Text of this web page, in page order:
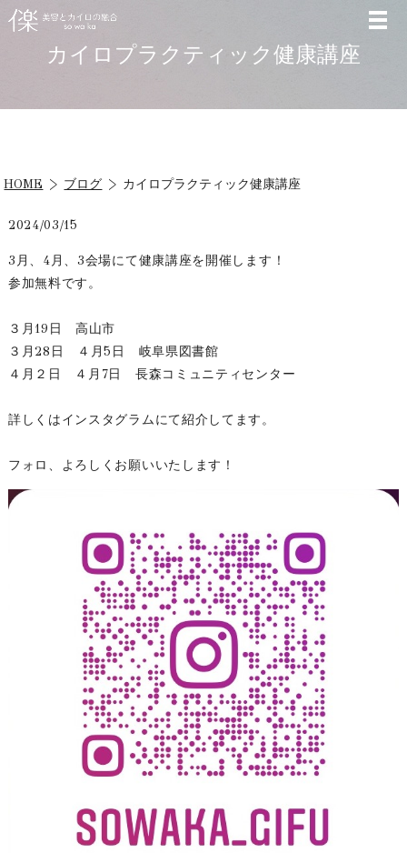
カイロプラクティック健康講座
HOME ブログ カイロプラクティック健康講座
2024/03/15
3月、4月、3会場にて健康講座を開催します！
参加無料です。
３月19日 高山市
３月28日 ４月5日 岐阜県図書館
４月２日 ４月7日 長森コミュニティセンター
詳しくはインスタグラムにて紹介してます。
フォロ、よろしくお願いいたします！